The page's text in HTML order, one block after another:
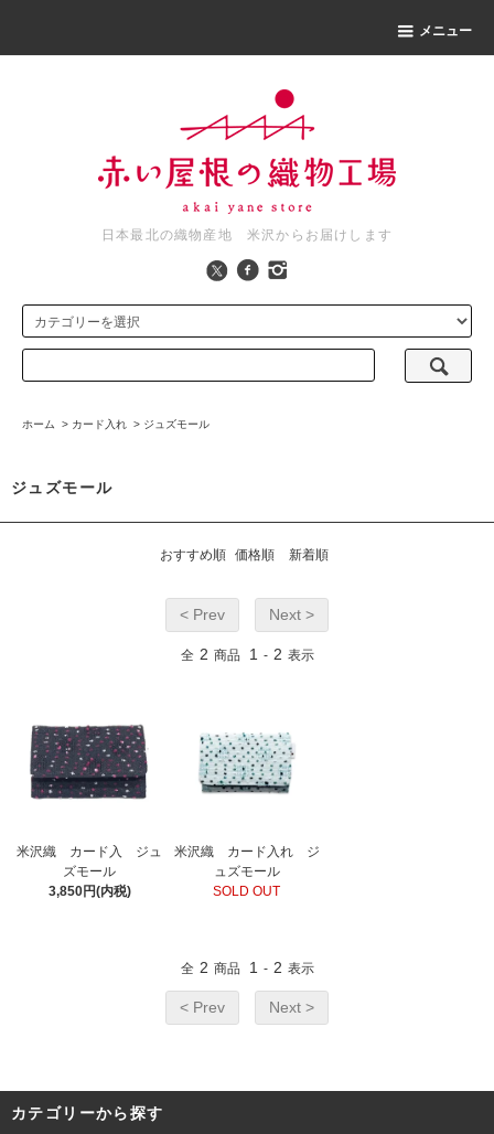
メニュー
日本最北の織物産地 米沢からお届けします
ホーム > カード入れ > ジュズモール
ジュズモール
おすすめ順 価格順 新着順
< Prev Next >
全 2 商品 1 - 2 表示
米沢織 カード入 ジュ
ズモール
3,850円(内税)
米沢織 カード入れ ジ
ュズモール
SOLD OUT
全 2 商品 1 - 2 表示
< Prev Next >
カテゴリーから探す